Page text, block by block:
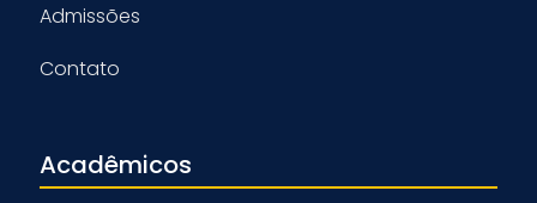
Admissões
Contato
Acadêmicos